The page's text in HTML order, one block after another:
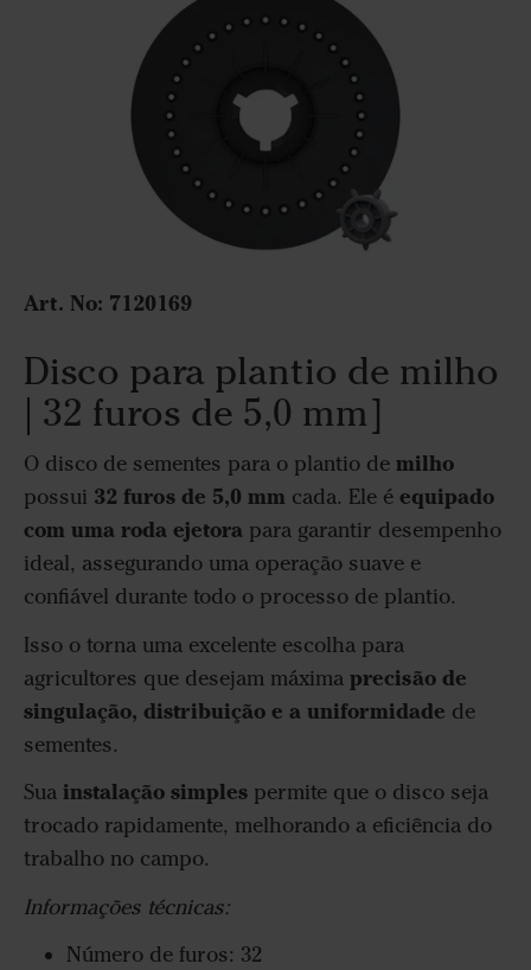
Art. No: 7120169
Disco para plantio de milho
| 32 furos de 5,0 mm]
O disco de sementes para o plantio de milho
possui 32 furos de 5,0 mm cada. Ele é equipado
com uma roda ejetora para garantir desempenho
ideal, assegurando uma operação suave e
confiável durante todo o processo de plantio.
Isso o torna uma excelente escolha para
agricultores que desejam máxima precisão de
singulação, distribuição e a uniformidade de
sementes.
Sua instalação simples permite que o disco seja
trocado rapidamente, melhorando a eficiência do
trabalho no campo.
Informações técnicas:
Número de furos: 32